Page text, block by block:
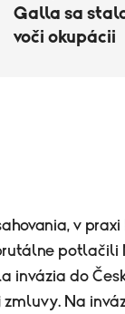
Galla sa
voči okupácii
v
potlačili
invázia do
zmluvy. Na